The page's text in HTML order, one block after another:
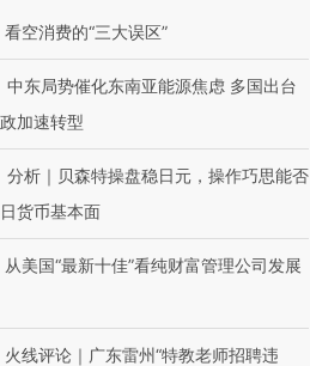
看空消费的“三大误区”
中东局势催化东南亚能源焦虑 多国出台
加速转型
分析｜贝森特操盘稳日元，操作巧思能否
货币基本面
从美国“最新十佳”看纯财富管理公司发展
火线评论｜广东雷州“特教老师招聘违